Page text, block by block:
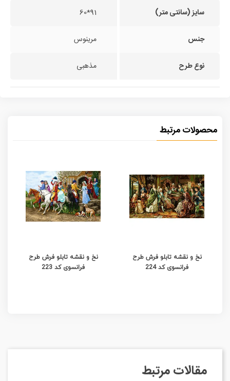
سایز (سانتی متر) 91*60
جنس مرینوس
نوع طرح مذهبی
محصولات مرتبط
نخ و نقشه تابلو فرش طرح
فرانسوی کد 224
نخ و نقشه تابلو فرش طرح
فرانسوی کد 223
مقالات مرتبط